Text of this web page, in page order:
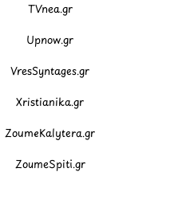
TVnea.gr
Upnow.gr
VresSyntages.gr
Xristianika.gr
ZoumeKalytera.gr
ZoumeSpiti.gr